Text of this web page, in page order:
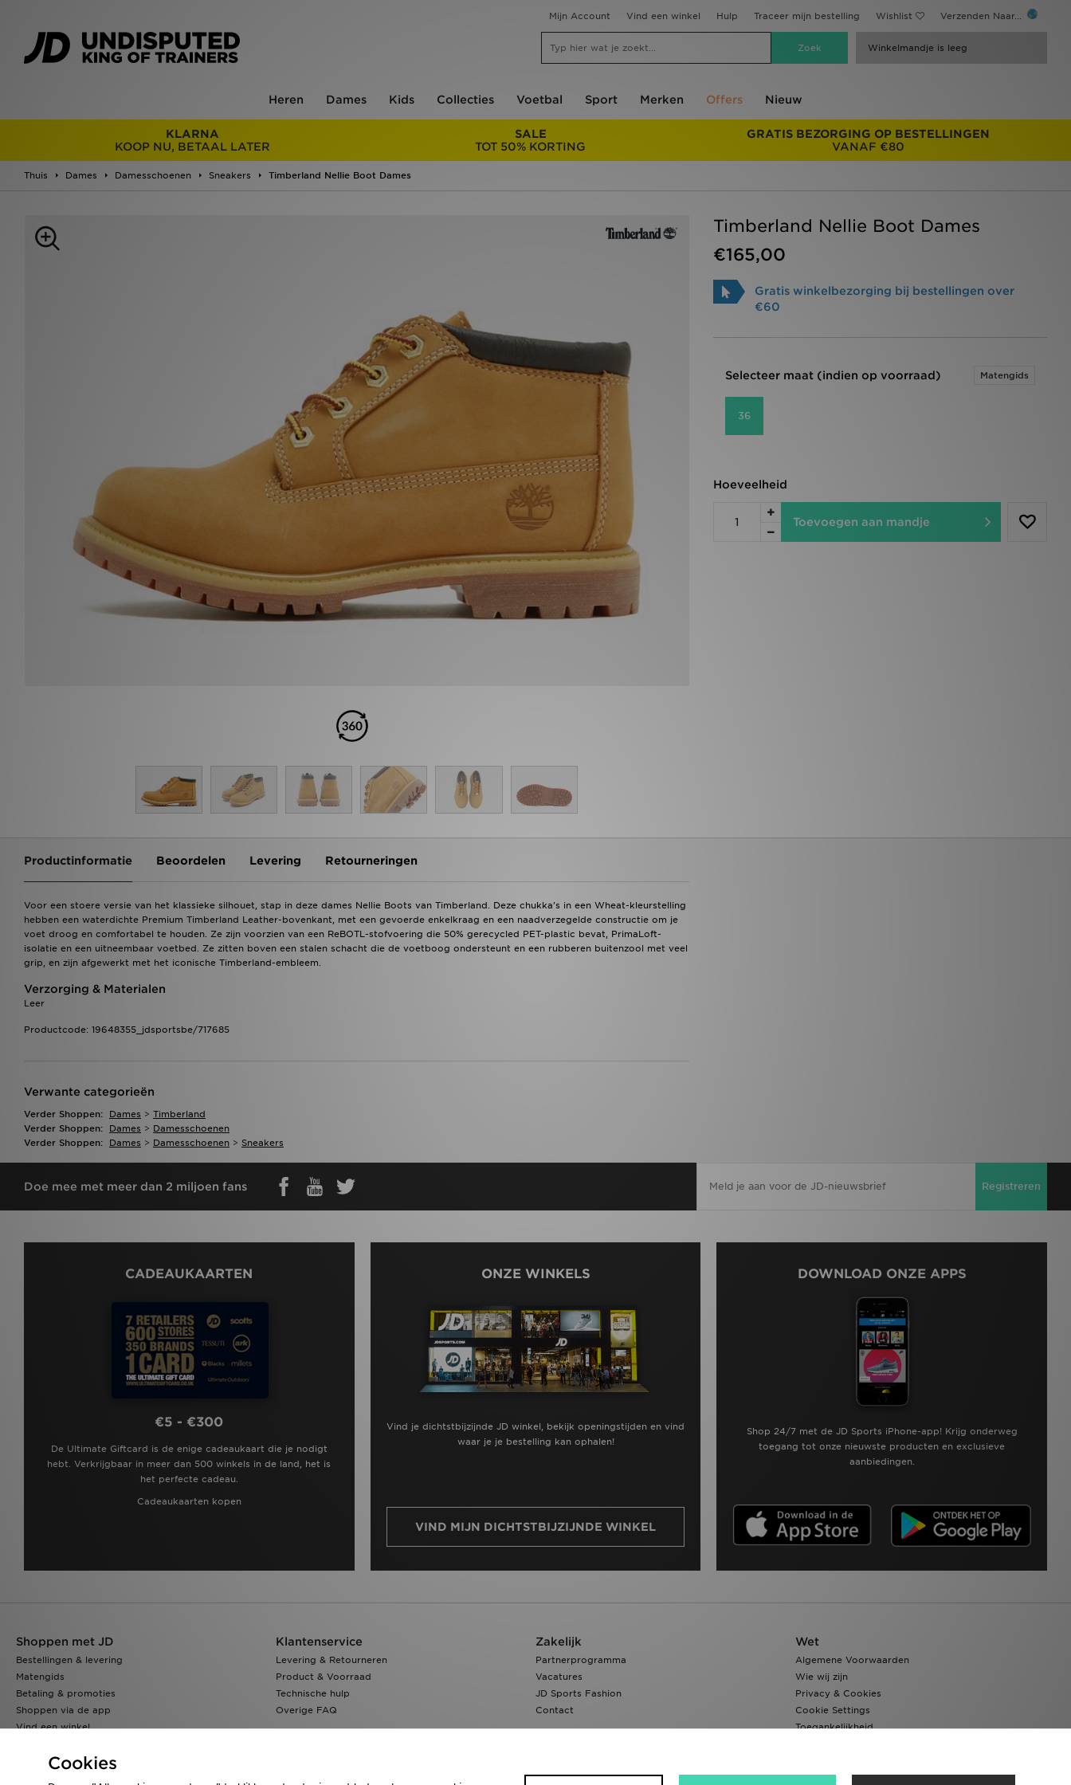
Mijn Account Vind een winkel Hulp Traceer mijn bestelling Wishlist Verzenden Naar...
Winkelmandje is leeg
Heren Dames Kids Collecties Voetbal Sport Merken Offers Nieuw
KLARNA
KOOP NU, BETAAL LATER
SALE
TOT 50% KORTING
GRATIS BEZORGING OP BESTELLINGEN
VANAF €80
Thuis Dames Damesschoenen Sneakers Timberland Nellie Boot Dames
Timberland Nellie Boot Dames
€165,00
Gratis winkelbezorging bij bestellingen over
€60
Selecteer maat (indien op voorraad) Matengids
36
Hoeveelheid
Toevoegen aan mandje
Productinformatie Beoordelen Levering Retourneringen
Voor een stoere versie van het klassieke silhouet, stap in deze dames Nellie Boots van Timberland. Deze chukka's in een Wheat-kleurstelling
hebben een waterdichte Premium Timberland Leather-bovenkant, met een gevoerde enkelkraag en een naadverzegelde constructie om je
voet droog en comfortabel te houden. Ze zijn voorzien van een ReBOTL-stofvoering die 50% gerecycled PET-plastic bevat, PrimaLoft-
isolatie en een uitneembaar voetbed. Ze zitten boven een stalen schacht die de voetboog ondersteunt en een rubberen buitenzool met veel
grip, en zijn afgewerkt met het iconische Timberland-embleem.
Verzorging & Materialen
Leer
Productcode: 19648355_jdsportsbe/717685
Verwante categorieën
Verder Shoppen: Dames > Timberland
Verder Shoppen:
Dames > Damesschoenen
Verder Shoppen:
Dames > Damesschoenen > Sneakers
Doe mee met meer dan 2 miljoen fans Registreren
CADEAUKAARTEN
€5 - €300
De Ultimate Giftcard is de enige cadeaukaart die je nodigt
hebt. Verkrijgbaar in meer dan 500 winkels in de land, het is
het perfecte cadeau.
Cadeaukaarten kopen
ONZE WINKELS
Vind je dichtstbijzijnde JD winkel, bekijk openingstijden en vind
waar je je bestelling kan ophalen!
VIND MIJN DICHTSTBIJZIJNDE WINKEL
DOWNLOAD ONZE APPS
Shop 24/7 met de JD Sports iPhone-app! Krijg onderweg
toegang tot onze nieuwste producten en exclusieve
aanbiedingen.
Shoppen met JD
Bestellingen & levering
Matengids
Betaling & promoties
Shoppen via de app
Vind een winkel
Klantenservice
Levering & Retourneren
Product & Voorraad
Technische hulp
Overige FAQ
Zakelijk
Partnerprogramma
Vacatures
JD Sports Fashion
Contact
Wet
Algemene Voorwaarden
Wie wij zijn
Privacy & Cookies
Cookie Settings
Toegankelijkheid
Cookies